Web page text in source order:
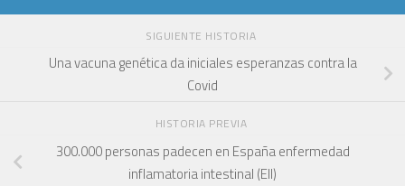
SIGUIENTE HISTORIA
Una vacuna genética da iniciales esperanzas contra la
Covid
HISTORIA PREVIA
300.000 personas padecen en España enfermedad
inflamatoria intestinal (EII)